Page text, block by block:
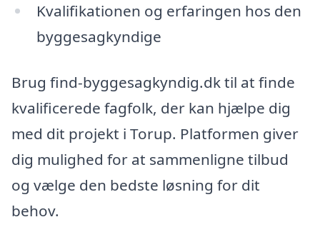
Kvalifikationen og erfaringen hos den
byggesagkyndige
Brug find-byggesagkyndig.dk til at finde
kvalificerede fagfolk, der kan hjælpe dig
med dit projekt i Torup. Platformen giver
dig mulighed for at sammenligne tilbud
og vælge den bedste løsning for dit
behov.